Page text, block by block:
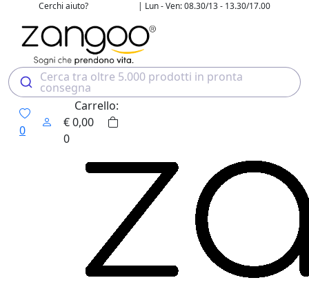
Cerchi aiuto? | Lun - Ven: 08.30/13 - 13.30/17.00
Cerca tra oltre 5.000 prodotti in pronta
consegna
0
Carrello:
€0,00
0